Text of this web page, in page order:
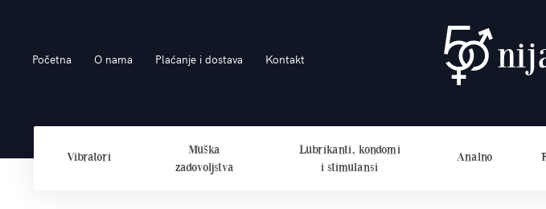
na
do
Početna O nama Plaćanje i dostava Kontakt
Vibratori
Muška
zadovoljstva
Lubrikanti, kondomi
i stimulansi
Analno